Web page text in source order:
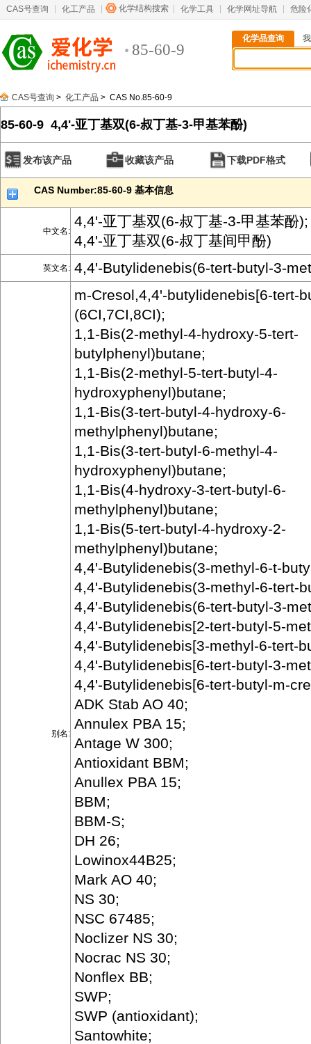
CAS号查询 化工产品 化学结构搜索 化学工具 化学网址导航 危险
85-60-9
化学品查询
CAS号查询 > 化工产品 > CAS No.85-60-9
85-60-9 4,4'-亚丁基双(6-叔丁基-3-甲基苯酚)
发布该产品 收藏该产品 下载PDF格式
CAS Number:85-60-9 基本信息
中文名:
4,4'-亚丁基双(6-叔丁基-3-甲基苯酚);
4,4'-亚丁基双(6-叔丁基间甲酚)
英文名: 4,4'-Butylidenebis(6-tert-butyl-3-
别名:
m-Cresol,4,4'-butylidenebis[6-tert-
(6CI,7CI,8CI);
1,1-Bis(2-methyl-4-hydroxy-5-tert-
butylphenyl)butane;
1,1-Bis(2-methyl-5-tert-butyl-4-
hydroxyphenyl)butane;
1,1-Bis(3-tert-butyl-4-hydroxy-6-
methylphenyl)butane;
1,1-Bis(3-tert-butyl-6-methyl-4-
hydroxyphenyl)butane;
1,1-Bis(4-hydroxy-3-tert-butyl-6-
methylphenyl)butane;
1,1-Bis(5-tert-butyl-4-hydroxy-2-
methylphenyl)butane;
4,4'-Butylidenebis(3-methyl-6-t-
4,4'-Butylidenebis(3-methyl-6-tert-
4,4'-Butylidenebis(6-tert-butyl-3-
4,4'-Butylidenebis[2-tert-butyl-5-
4,4'-Butylidenebis[3-methyl-6-tert-
4,4'-Butylidenebis[6-tert-butyl-3-
4,4'-Butylidenebis[6-tert-butyl-m-
ADK Stab AO 40;
Annulex PBA 15;
Antage W 300;
Antioxidant BBM;
Anullex PBA 15;
BBM;
BBM-S;
DH 26;
Lowinox44B25;
Mark AO 40;
NS 30;
NSC 67485;
Noclizer NS 30;
Nocrac NS 30;
Nonflex BB;
SWP;
SWP (antioxidant);
Santowhite;